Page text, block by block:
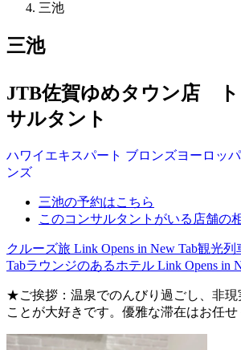
三池
三池
JTB佐賀ゆめタウン店
サルタント
ハワイ エキスパート ブロンズヨーロッパ
ンズ
三池の予約はこちら
このコンサルタントがいる店舗の
クルーズ旅 Link Opens in New Tab観光列
Tabラウンジのあるホテル Link Opens in
★ご挨拶：温泉でのんびり過ごし、非現
ことが大好きです。優雅な滞在はお任せ